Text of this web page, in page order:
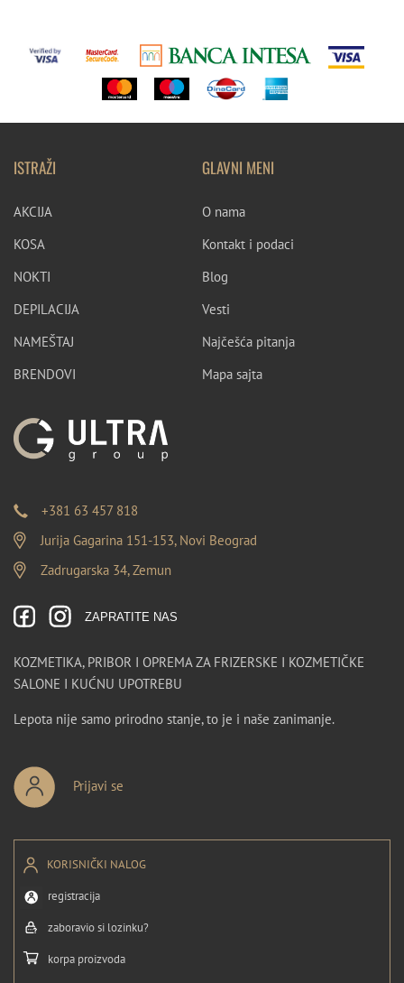
ISTRAŽI
AKCIJA
KOSA
NOKTI
DEPILACIJA
NAMEŠTAJ
BRENDOVI
GLAVNI MENI
O nama
Kontakt i podaci
Blog
Vesti
Najčešća pitanja
Mapa sajta
+381 63 457 818
Jurija Gagarina 151-153, Novi Beograd
Zadrugarska 34, Zemun
ZAPRATITE NAS
KOZMETIKA, PRIBOR I OPREMA ZA FRIZERSKE I KOZMETIČKE
SALONE I KUĆNU UPOTREBU
Lepota nije samo prirodno stanje, to je i naše zanimanje.
Prijavi se
KORISNIČKI NALOG
registracija
zaboravio si lozinku?
korpa proizvoda